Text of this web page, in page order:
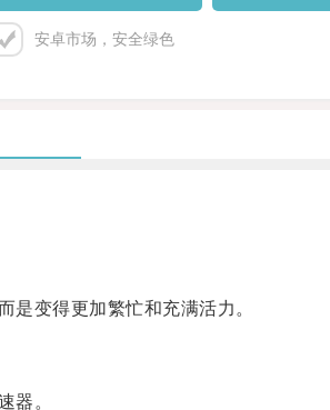
安卓市场，安全绿色
变得更加繁忙和充满活力。
器。